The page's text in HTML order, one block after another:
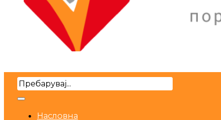
Search
Насловна